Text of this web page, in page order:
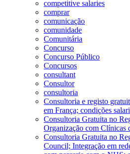
competitive salaries
comprar
comunicação
comunidade
Comunitária
Concurso
Concurso Público
Concursos
consultant
Consultor
consultoria
Consultoria e registo
em França; condições
Consultoria Gratuita no
Organização com Clínicas
Consultoria Gratuita no
Council; Integração em